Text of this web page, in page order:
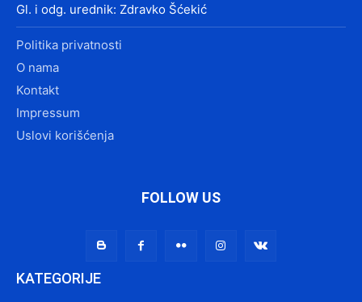
Gl. i odg. urednik: Zdravko Šćekić
Politika privatnosti
O nama
Kontakt
Impressum
Uslovi korišćenja
FOLLOW US
KATEGORIJE